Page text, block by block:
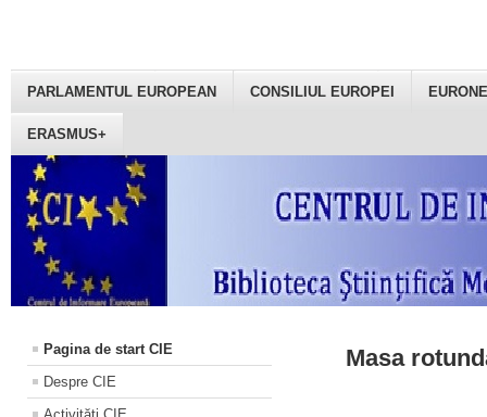
PARLAMENTUL EUROPEAN CONSILIUL EUROPEI
ERASMUS+
Pagina de start CIE
Despre CIE
Masa